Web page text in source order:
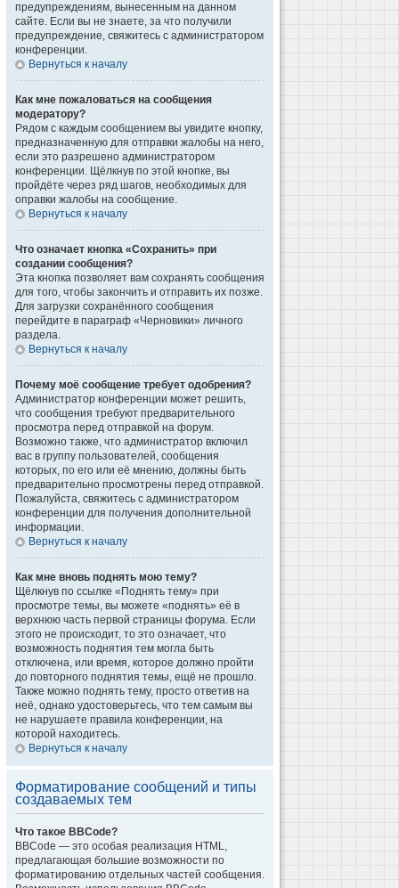
предупреждениям, вынесенным на данном
сайте. Если вы не знаете, за что получили
предупреждение, свяжитесь с администратором
конференции.
Вернуться к началу
Как мне пожаловаться на сообщения
модератору?
Рядом с каждым сообщением вы увидите кнопку,
предназначенную для отправки жалобы на него,
если это разрешено администратором
конференции. Щёлкнув по этой кнопке, вы
пройдёте через ряд шагов, необходимых для
оправки жалобы на сообщение.
Вернуться к началу
Что означает кнопка «Сохранить» при
создании сообщения?
Эта кнопка позволяет вам сохранять сообщения
для того, чтобы закончить и отправить их позже.
Для загрузки сохранённого сообщения
перейдите в параграф «Черновики» личного
раздела.
Вернуться к началу
Почему моё сообщение требует одобрения?
Администратор конференции может решить,
что сообщения требуют предварительного
просмотра перед отправкой на форум.
Возможно также, что администратор включил
вас в группу пользователей, сообщения
которых, по его или её мнению, должны быть
предварительно просмотрены перед отправкой.
Пожалуйста, свяжитесь с администратором
конференции для получения дополнительной
информации.
Вернуться к началу
Как мне вновь поднять мою тему?
Щёлкнув по ссылке «Поднять тему» при
просмотре темы, вы можете «поднять» её в
верхнюю часть первой страницы форума. Если
этого не происходит, то это означает, что
возможность поднятия тем могла быть
отключена, или время, которое должно пройти
до повторного поднятия темы, ещё не прошло.
Также можно поднять тему, просто ответив на
неё, однако удостоверьтесь, что тем самым вы
не нарушаете правила конференции, на
которой находитесь.
Вернуться к началу
Форматирование сообщений и типы
создаваемых тем
Что такое BBCode?
BBCode — это особая реализация HTML,
предлагающая большие возможности по
форматированию отдельных частей сообщения.